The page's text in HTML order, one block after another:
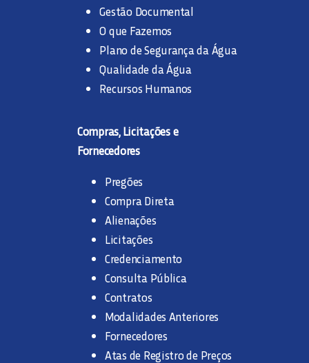
Gestão Documental
O que Fazemos
Plano de Segurança da Água
Qualidade da Água
Recursos Humanos
Compras, Licitações e
Fornecedores
Pregões
Compra Direta
Alienações
Licitações
Credenciamento
Consulta Pública
Contratos
Modalidades Anteriores
Fornecedores
Atas de Registro de Preços